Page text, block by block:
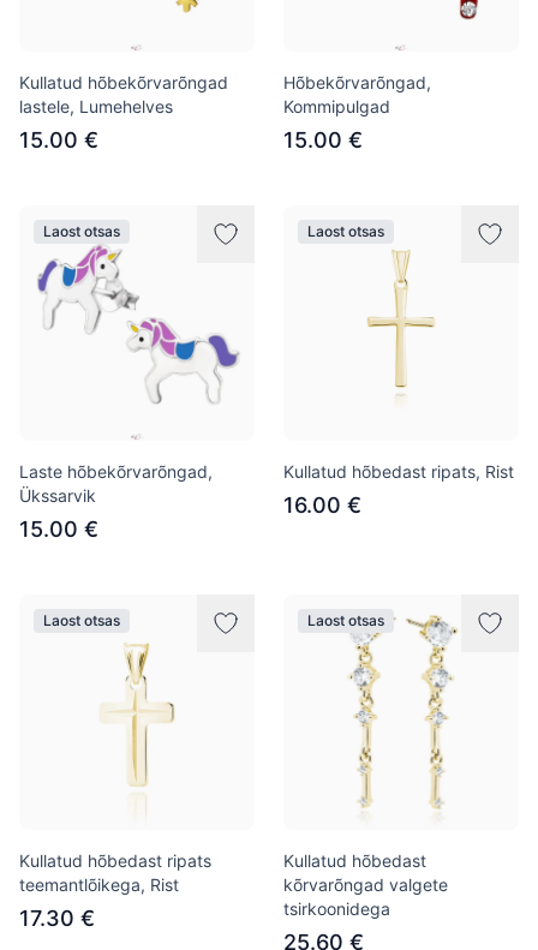
Kullatud hõbekõrvarõngad
lastele, Lumehelves
15.00 €
Hõbekõrvarõngad,
Kommipulgad
15.00 €
Laost otsas
Laste hõbekõrvarõngad,
Ükssarvik
15.00 €
Laost otsas
Kullatud hõbedast ripats, Rist
16.00 €
Laost otsas
Kullatud hõbedast ripats
teemantlõikega, Rist
17.30 €
Laost otsas
Kullatud hõbedast
kõrvarõngad valgete
tsirkoonidega
25.60 €